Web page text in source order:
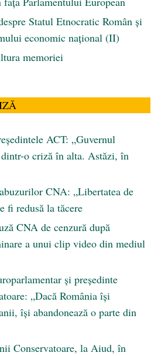
Statul Etnocratic Român şi
economic naţional (II)
memoriei
ACT: „Guvernul
o criză în alta. Astăzi, în
CNA: „Libertatea de
fi redusă la tăcere
CNA de cenzură după
a unui clip video din mediul
și președinte
„Dacă România își
își abandonează o parte din
Conservatoare, la Aiud, în